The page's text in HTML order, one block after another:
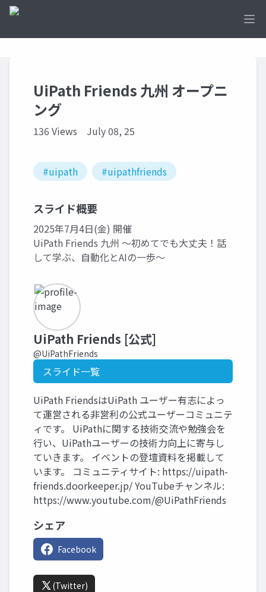
UiPath Friends 九州 オープニ
ング
136 Views July 08, 25
#uipath #uipathfriends
スライド概要
2025年7月4日(金) 開催
UiPath Friends 九州 ～初めてでも大丈夫！話
して学ぶ、自動化とAIの一歩～
UiPath Friends [公式]
@UiPathFriends
スライド一覧
UiPath FriendsはUiPath ユーザー有志によっ
て運営される非営利の公式ユーザーコミュニテ
ィです。 UiPathに関する技術交流や勉強会を
行い、UiPathユーザーの技術力向上に寄与し
ていきます。 イベントの登壇資料を掲載して
います。 コミュニティサイト: https://uipath-
friends.doorkeeper.jp/ YouTubeチャンネル:
https://www.youtube.com/@UiPathFriends
シェア
Facebook
(Twitter)